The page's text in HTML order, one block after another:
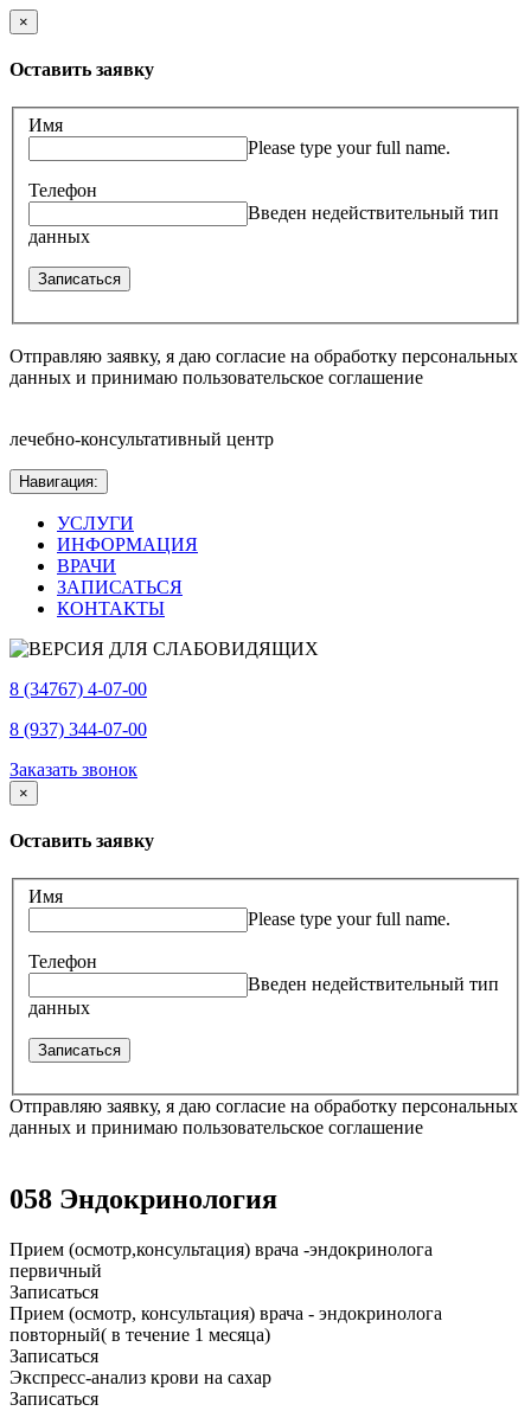
×
Оставить заявку
Имя
Please type your full name.
Телефон
Введен недействительный тип
данных
Отправляю заявку, я даю согласие на обработку персональных
данных и принимаю пользовательское соглашение
лечебно-консультативный центр
Навигация:
УСЛУГИ
ИНФОРМАЦИЯ
ВРАЧИ
ЗАПИСАТЬСЯ
КОНТАКТЫ
8 (34767) 4-07-00
8 (937) 344-07-00
Заказать звонок
×
Оставить заявку
Имя
Please type your full name.
Телефон
Введен недействительный тип
данных
Отправляю заявку, я даю согласие на обработку персональных
данных и принимаю пользовательское соглашение
058 Эндокринология
Прием (осмотр,консультация) врача -эндокринолога
первичный
Записаться
Прием (осмотр, консультация) врача - эндокринолога
повторный( в течение 1 месяца)
Записаться
Экспресс-анализ крови на сахар
Записаться